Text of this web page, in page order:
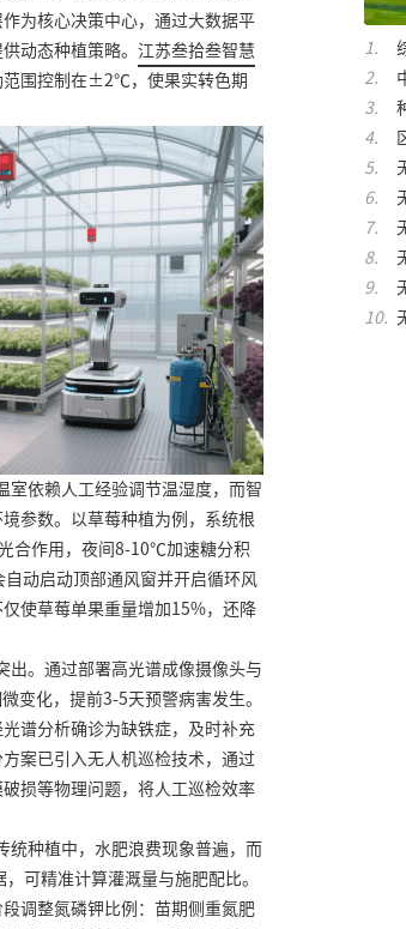
为核心决策中心，通过大数据平
动态种植策略。 江苏叁拾叁智慧
范围控制在±2℃，使果实转色期
室依赖人工经验调节温湿度，而智
参数。以草莓种植为例，系统根
合作用，夜间8-10℃加速糖分积
动启动顶部通风窗并开启循环风
使草莓单果重量增加15%，还降
出。通过部署高光谱成像摄像头与
变化，提前3-5天预警病害发生。
谱分析确诊为缺铁症，及时补充
案已引入无人机巡检技术，通过
损等物理问题，将人工巡检效率
统种植中，水肥浪费现象普遍，而
可精准计算灌溉量与施肥配比。
调整氮磷钾比例：苗期侧重氮肥